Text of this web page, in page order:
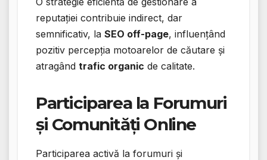
reputației contribuie indirect, dar
semnificativ, la SEO off-page, influențând
pozitiv percepția motoarelor de căutare și
atragând trafic organic de calitate.
Participarea la Forumuri
și Comunități Online
Participarea activă la forumuri și